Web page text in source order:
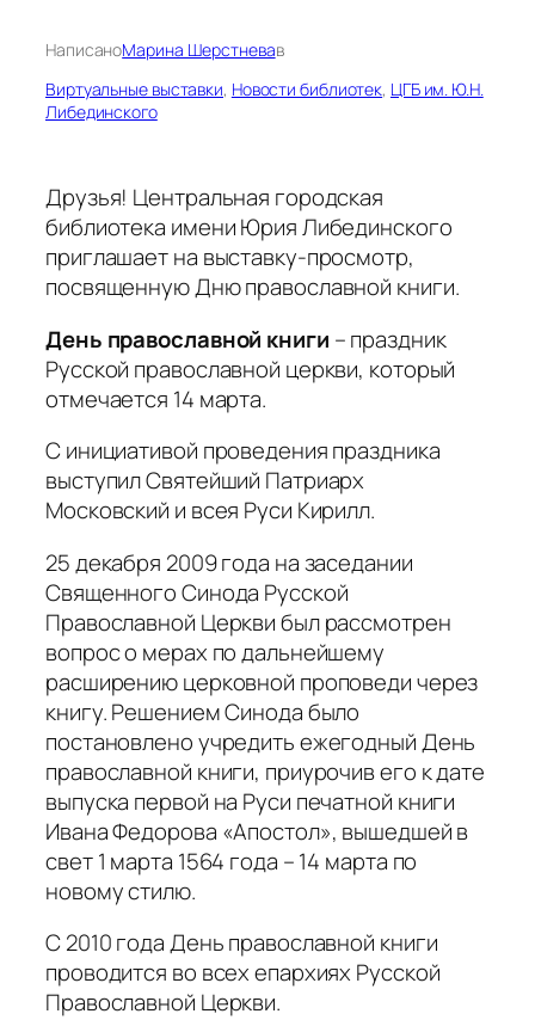
НаписаноМарина Шерстневав
Виртуальные выставки, Новости библиотек, ЦГБ им. Ю.Н.
Либединского
Друзья! Центральная городская
библиотека имени Юрия Либединского
приглашает на выставку-просмотр,
посвященную Дню православной книги.
День православной книги – праздник
Русской православной церкви, который
отмечается 14 марта.
С инициативой проведения праздника
выступил Святейший Патриарх
Московский и всея Руси Кирилл.
25 декабря 2009 года на заседании
Священного Синода Русской
Православной Церкви был рассмотрен
вопрос о мерах по дальнейшему
расширению церковной проповеди через
книгу. Решением Синода было
постановлено учредить ежегодный День
православной книги, приурочив его к дате
выпуска первой на Руси печатной книги
Ивана Федорова «Апостол», вышедшей в
свет 1 марта 1564 года – 14 марта по
новому стилю.
С 2010 года День православной книги
проводится во всех епархиях Русской
Православной Церкви.